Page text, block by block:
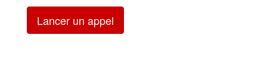
Lancer un appel